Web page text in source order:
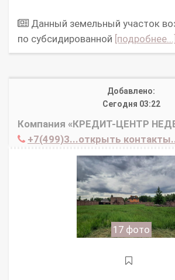
Данный земельный участок
по субсидированной [подробнее...]
Добавлено:
Сегодня 03:22
Компания «КРЕДИТ-ЦЕНТР
+7(499)3...открыть
17 фото